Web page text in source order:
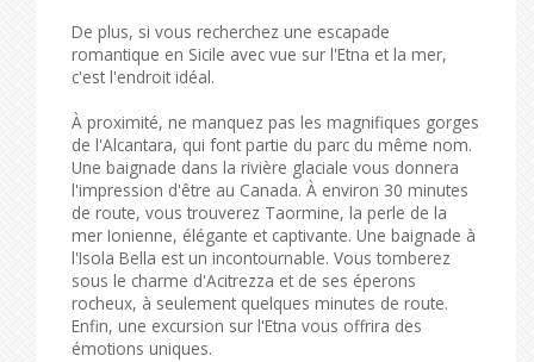
De plus, si vous recherchez une escapade
romantique en Sicile avec vue sur l'Etna et la mer,
c'est l'endroit idéal.
À proximité, ne manquez pas les magnifiques gorges
de l'Alcantara, qui font partie du parc du même nom.
Une baignade dans la rivière glaciale vous donnera
l'impression d'être au Canada. À environ 30 minutes
de route, vous trouverez Taormine, la perle de la
mer Ionienne, élégante et captivante. Une baignade à
l'Isola Bella est un incontournable. Vous tomberez
sous le charme d'Acitrezza et de ses éperons
rocheux, à seulement quelques minutes de route.
Enfin, une excursion sur l'Etna vous offrira des
émotions uniques.